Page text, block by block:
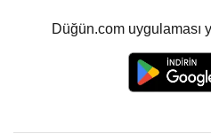
Düğün.com uygulaması